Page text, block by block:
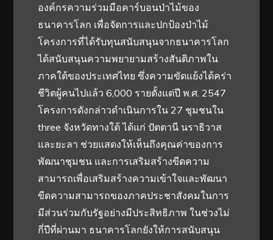
องค์กรความร่วมมือคาร์บอนป่าไม้ของ
ธนาคารโลก เพื่อจัดการและปกป้องป่าไม้
โครงการที่ได้รับทุนสนับสนุนจากธนาคารโลก
ได้สนับสนุนความพยายามสร้างสันติภาพใน
ภาคใต้ของประเทศไทย ซึ่งความขัดแย้งได้คร่า
ชีวิตผู้คนไปแล้ว 6,000 รายตั้งแต่ปี พ.ศ. 2547
โครงการดังกล่าวดำเนินการใน 27 ชุมชนใน
three จังหวัดทางใต้ ได้แก่ ปัตตานี นราธิวาส
และยะลา ช่วยแสดงให้เห็นถึงคุณค่าของการ
พัฒนาชุมชน และการเสริมสร้างขีดความ
สามารถเพื่อเสริมสร้างความเข้าใจและพัฒนา
ขีดความสามารถของภาคประชาสังคมในการ
มีส่วนร่วมกับรัฐอย่างมีประสิทธิภาพ ในช่วงไม่
กี่ปีที่ผ่านมา ธนาคารโลกยังให้การสนับสนุน